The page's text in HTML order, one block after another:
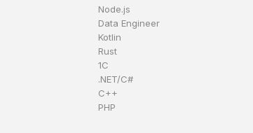
Node.js
Data Engineer
Kotlin
Rust
1C
.NET/C#
C++
PHP